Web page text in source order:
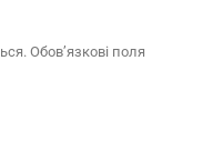
Обов’язкові поля